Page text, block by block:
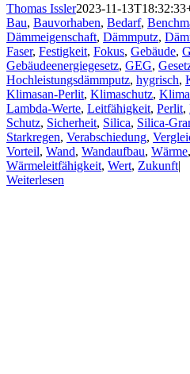
Thomas Issler2023-11-
Bau, Bauvorhaben, Bedarf,
Dämmeigenschaft, Dämmputz,
Faser, Festigkeit, Fokus, Gebäude,
Gebäudeenergiegesetz, GEG,
Hochleistungsdämmputz, hygrisch,
Klimasan-Perlit, Klimaschutz,
Lambda-Werte, Leitfähigkeit, Perlit,
Schutz, Sicherheit, Silica, Silica-
Starkregen, Verabschiedung,
Vorteil, Wand, Wandaufbau, Wärme,
Wärmeleitfähigkeit, Wert, Zukunft|
Weiterlesen